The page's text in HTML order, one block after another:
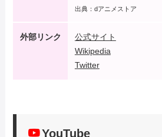
出典： dアニメストア
外部リンク
公式サイト
Wikipedia
Twitter
YouTube